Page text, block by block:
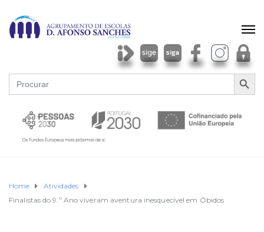
Search
for:
SEARCH
Home
Atividades
Finalistas do 9.º Ano viveram aventura inesquecível em Óbidos